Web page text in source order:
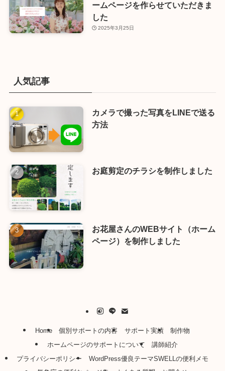
ームページを作らせていただきま
した
2025年3月25日
人気記事
カメラで撮った写真をLINEで送る
方法
お庭剪定のチラシを制作しました
お花屋さんのWEBサイト（ホーム
ページ）を制作しました
Home 個別サポートの内容 サポート実績
制作物
ホームページのサポートについて
講師紹介
プライバシーポリシー
WordPress優良テーマSWELLの便利メモ